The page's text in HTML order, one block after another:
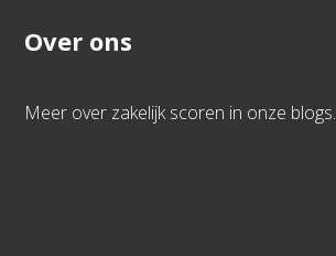
Over ons
Meer over zakelijk scoren in onze blogs.